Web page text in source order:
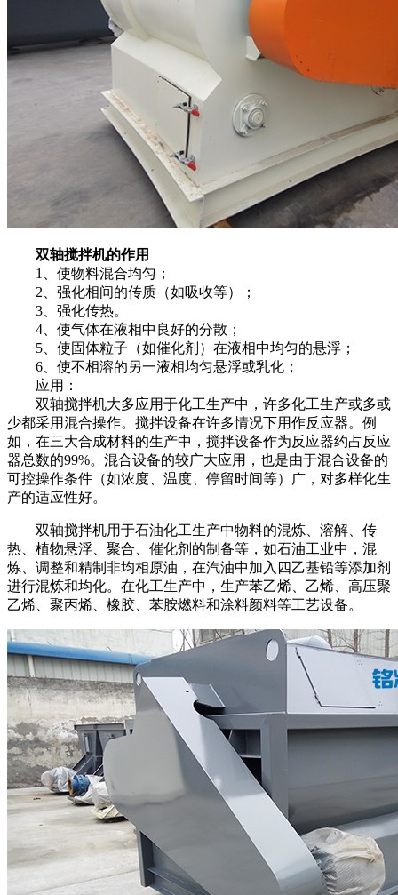
双轴搅拌机的作用
1、使物料混合均匀；
2、强化相间的传质（如吸收等）；
3、强化传热。
4、使气体在液相中良好的分散；
5、使固体粒子（如催化剂）在液相中均匀的悬浮；
6、使不相溶的另一液相均匀悬浮或乳化；
应用：
双轴搅拌机大多应用于化工生产中，许多化工生产或多或
少都采用混合操作。搅拌设备在许多情况下用作反应器。例
如，在三大合成材料的生产中，搅拌设备作为反应器约占反应
器总数的99%。混合设备的较广大应用，也是由于混合设备的
可控操作条件（如浓度、温度、停留时间等）广，对多样化生
产的适应性好。
双轴搅拌机用于石油化工生产中物料的混炼、溶解、传
热、植物悬浮、聚合、催化剂的制备等，如石油工业中，混
炼、调整和精制非均相原油，在汽油中加入四乙基铅等添加剂
进行混炼和均化。在化工生产中，生产苯乙烯、乙烯、高压聚
乙烯、聚丙烯、橡胶、苯胺燃料和涂料颜料等工艺设备。